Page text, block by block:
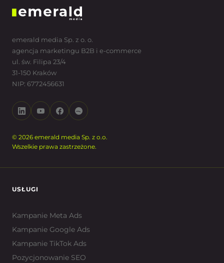
emerald media Sp. z o. o.
agencja marketingu B2B i e-commerce
ul. św. Filipa 23/4
31-150 Kraków
NIP: 6772456631
© 2026 emerald media Sp. z o.o.
Wszelkie prawa zastrzeżone.
USŁUGI
Kampanie Meta Ads
Kampanie Google Ads
Kampanie TikTok Ads
Pozycjonowanie SEO